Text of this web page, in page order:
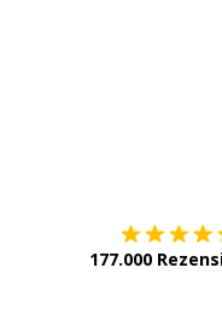
177.000